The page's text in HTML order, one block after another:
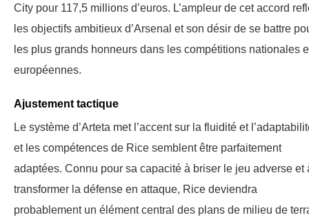
City pour 117,5 millions d’euros. L’ampleur de cet accord
les objectifs ambitieux d’Arsenal et son désir de se battre
les plus grands honneurs dans les compétitions nationales
européennes.
Ajustement tactique
Le système d’Arteta met l’accent sur la fluidité et
et les compétences de Rice semblent être parfaitement
adaptées. Connu pour sa capacité à briser le jeu adverse et
transformer la défense en attaque, Rice deviendra
probablement un élément central des plans de milieu de